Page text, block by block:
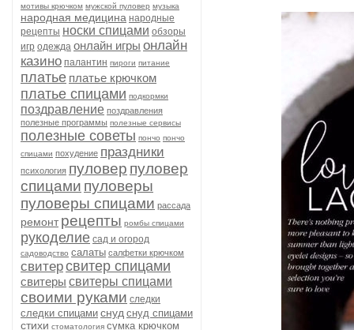
мотивы крючком мужской пуловер музыка
народная медицина народные
рецепты носки спицами обзоры
игр одежда онлайн игры онлайн
казино палантин пироги питание
платье платье крючком
платье спицами подкормки
поздравление поздравления
полезные программы полезные сервисы
полезные советы пончо пончо
спицами похудение праздники
психология пуловер пуловер
спицами пуловеры
пуловеры спицами рассада
ремонт рецепты ромбы спицами
рукоделие сад и огород
садоводство салаты салфетки крючком
свитерсвитер спицами
свитеры свитеры спицами
своими руками следки
следки спицами снуд снуд спицами
стихи стоматология сумка крючком